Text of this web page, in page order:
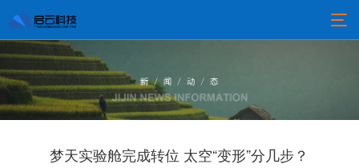
梦天实验舱完成转位 太空“变形”分几步？